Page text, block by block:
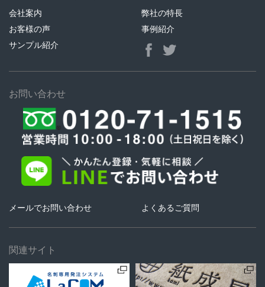
会社案内
弊社の特長
お客様の声
事例紹介
サンプル紹介
お問い合わせ
メールでお問い合わせ よくあるご質問
関連サイト